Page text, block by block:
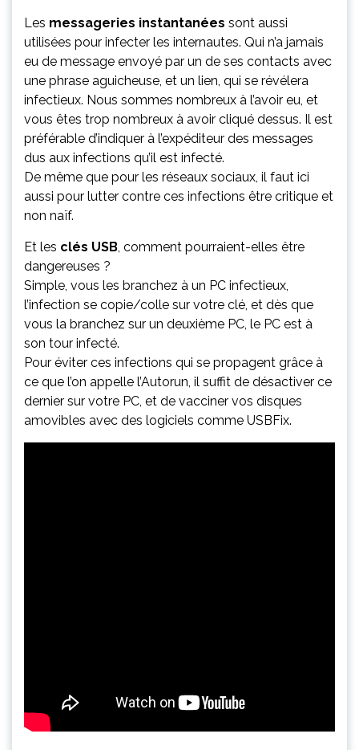
Les messageries instantanées sont aussi
utilisées pour infecter les internautes. Qui n’a jamais
eu de message envoyé par un de ses contacts avec
une phrase aguicheuse, et un lien, qui se révélera
infectieux. Nous sommes nombreux à l’avoir eu, et
vous êtes trop nombreux à avoir cliqué dessus. Il est
préférable d’indiquer à l’expéditeur des messages
dus aux infections qu’il est infecté.
De même que pour les réseaux sociaux, il faut ici
aussi pour lutter contre ces infections être critique et
non naïf.
Et les clés USB, comment pourraient-elles être
dangereuses ?
Simple, vous les branchez à un PC infectieux,
l’infection se copie/colle sur votre clé, et dès que
vous la branchez sur un deuxième PC, le PC est à
son tour infecté.
Pour éviter ces infections qui se propagent grâce à
ce que l’on appelle l’Autorun, il suffit de désactiver ce
dernier sur votre PC, et de vacciner vos disques
amovibles avec des logiciels comme USBFix.